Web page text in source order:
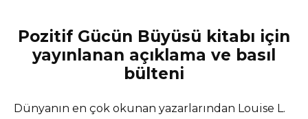
Pozitif Gücün Büyüsü kitabı için
yayınlanan açıklama ve basıl
bülteni
Dünyanın en çok okunan yazarlarından Louise L.